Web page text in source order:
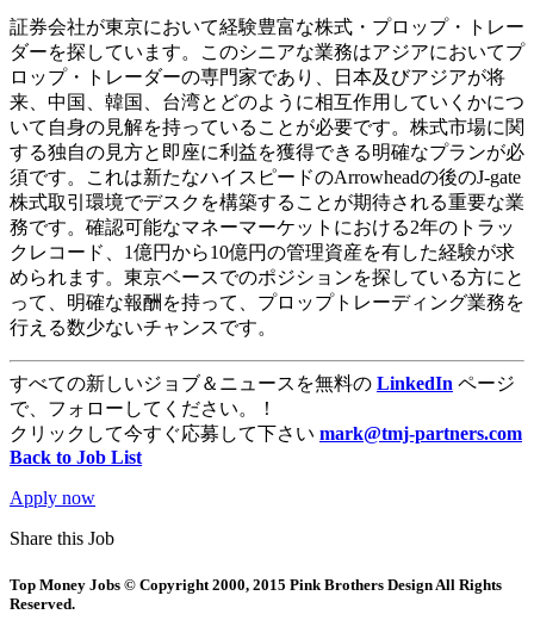
証券会社が東京において経験豊富な株式・プロップ・トレー
ダーを探しています。このシニアな業務はアジアにおいてプ
ロップ・トレーダーの専門家であり、日本及びアジアが将
来、中国、韓国、台湾とどのように相互作用していくかにつ
いて自身の見解を持っていることが必要です。株式市場に関
する独自の見方と即座に利益を獲得できる明確なプランが必
須です。これは新たなハイスピードのArrowheadの後のJ-gate
株式取引環境でデスクを構築することが期待される重要な業
務です。確認可能なマネーマーケットにおける2年のトラッ
クレコード、1億円から10億円の管理資産を有した経験が求
められます。東京ベースでのポジションを探している方にと
って、明確な報酬を持って、プロップトレーディング業務を
行える数少ないチャンスです。
すべての新しいジョブ＆ニュースを無料の LinkedIn ページ
で、フォローしてください。！
クリックして今すぐ応募して下さい mark@tmj-partners.com
Back to Job List
Apply now
Share this Job
Top Money Jobs © Copyright 2000, 2015 Pink Brothers Design All Rights
Reserved.